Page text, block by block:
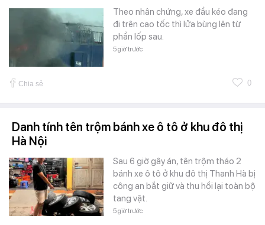
Theo nhân chứng, xe đầu kéo đang
đi trên cao tốc thì lửa bùng lên từ
phần lốp sau.
5 giờ trước
Chia sẻ 0
Danh tính tên trộm bánh xe ô tô ở khu đô thị
Hà Nội
Sau 6 giờ gây án, tên trộm tháo 2
bánh xe ô tô ở khu đô thị Thanh Hà bị
công an bắt giữ và thu hồi lại toàn bộ
tang vật.
5 giờ trước